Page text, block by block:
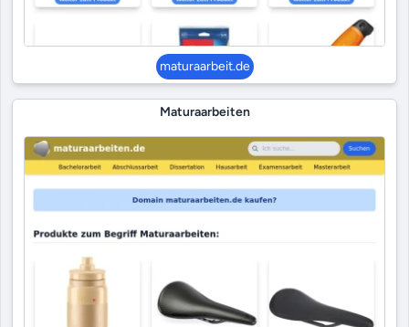
maturaarbeit.de
Maturaarbeiten